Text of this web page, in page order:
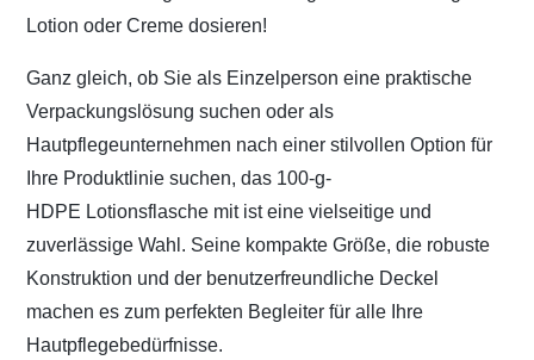
Lotion oder Creme dosieren!
Ganz gleich, ob Sie als Einzelperson eine praktische
Verpackungslösung suchen oder als
Hautpflegeunternehmen nach einer stilvollen Option für
Ihre Produktlinie suchen, das 100-g-
HDPE Lotionsflasche mit ist eine vielseitige und
zuverlässige Wahl. Seine kompakte Größe, die robuste
Konstruktion und der benutzerfreundliche Deckel
machen es zum perfekten Begleiter für alle Ihre
Hautpflegebedürfnisse.